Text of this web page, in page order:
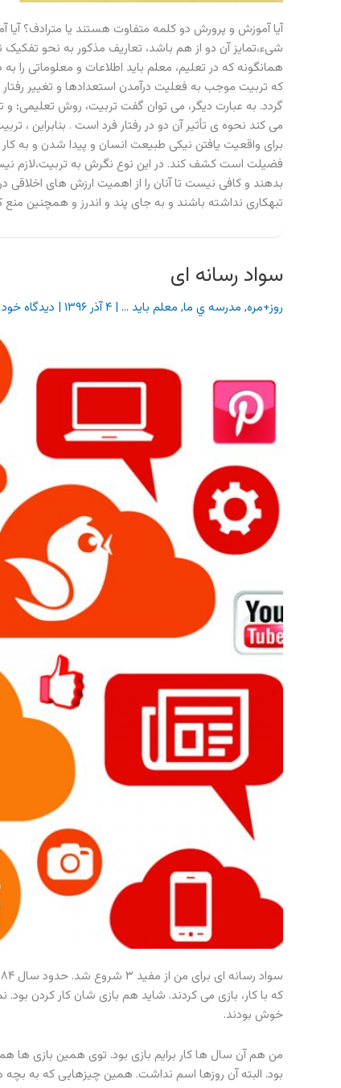
آیا آموزش و پرورش دو کلمه متفاوت هستند یا مترادف؟
شیء،تمایز آن دو از هم باشد، تعاریف مذکور به نحو
همانگونه که در تعلیم، معلم باید اطلاعات و معلوماتی را
که تربیت موجب به فعلیت درآمدن استعدادها و تغییر
گردد. به عبارت دیگر، می توان گفت تربیت، روش تعلیمی؛ و
می کند نحوه ی تأثیر آن دو در رفتار فرد است . بنابراین ،
برای واقعیت یافتن نیکی طبیعت انسان و پیدا شدن و به
فضیلت است کشف کند. در این نوع نگرش به تربیت،لازم
بدهند و کافی نیست تا آنان را از اهمیت ارزش های اخلاقی
تبهکاری نداشته باشند و به جای پند و اندرز و همچنین منع
سواد رسانه ای
روز+مره, مدرسه ي ما, معلم باید ...| ۴ آذر ۱۳۹۶ | دیدگاه‌
که با کار، بازی می کردند. شاید هم بازی شان کار کردن
خوش بودند.
من هم آن سال ها کار برایم بازی بود. توی همین بازی
بود. البته آن روزها اسم نداشت. همین چیزهایی که به بچه